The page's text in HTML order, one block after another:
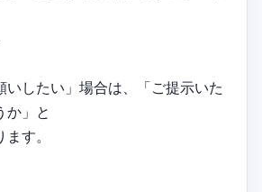
いしたい」場合は、「ご提示いた
か」と
す。